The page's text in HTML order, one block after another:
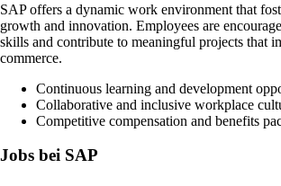
SAP offers a dynamic work environment that
growth and innovation. Employees are
skills and contribute to meaningful projects that
commerce.
Continuous learning and development
Collaborative and inclusive workplace
Competitive compensation and benefits
Jobs bei SAP